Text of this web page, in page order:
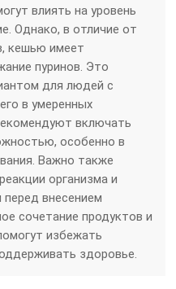
влиять на уровень
Однако, в отличие от
кешью имеет
пуринов. Это
для людей с
в умеренных
включать
особенно в
Важно также
организма и
перед внесением
сочетание продуктов и
избежать
здоровье.